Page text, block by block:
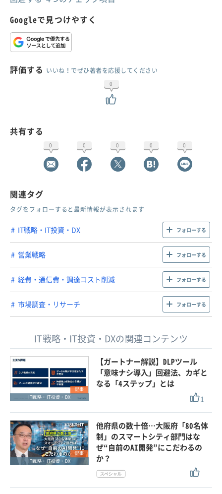
Googleで見つけやすく
評価する いいね！でぜひ著者を応援してください
0
共有する
0 0 0 0 0
関連タグ
タグをフォローすると最新情報が表示されます
IT戦略・IT投資・DX フォローする
営業戦略 フォローする
経費・通信費・調達コスト削減 フォローする
市場調査・リサーチ フォローする
IT戦略・IT投資・DXの関連コンテンツ
記事
IT戦略・IT投資・DX
【ガートナー解説】DLPツール
「意味ナシ導入」回避法、カギと
なる「4ステップ」とは
1
記事
IT戦略・IT投資・DX
他府県の数十倍…大阪府「80名体
制」のスマートシティ部門はな
ぜ“自前のAI開発”にこだわるの
か？